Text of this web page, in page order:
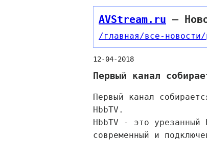
AVStream.ru —
/главная/все-новости/
12-04-2018
Первый канал
Первый канал
HbbTV.
HbbTV - это урезанный
современный и